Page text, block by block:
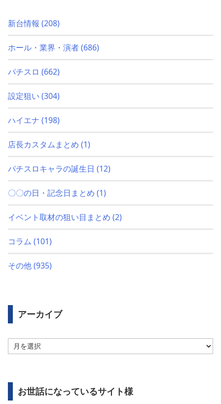
新台情報 (208)
ホール・業界・演者(686)
パチスロ (662)
設定狙い (304)
ハイエナ (198)
店長カスタムまとめ (1)
パチスロキャラの誕生日 (12)
〇〇の日・記念日まとめ (1)
イベント取材の狙い目まとめ (2)
コラム (101)
その他(935)
アーカイブ
ー
ブ
お世話になっているサイト様